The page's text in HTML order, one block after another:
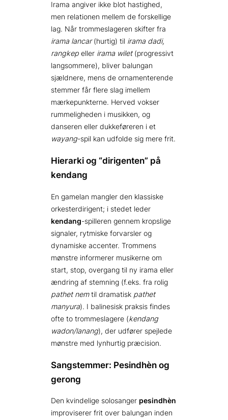
Irama angiver ikke blot hastighed,
men relationen mellem de forskellige
lag. Når trommeslageren skifter fra
irama lancar(hurtig) til irama dadi,
rangkep eller irama wilet(progressivt
langsommere), bliver balungan
sjældnere, mens de ornamenterende
stemmer får flere slag imellem
mærkepunkterne. Herved vokser
rummeligheden i musikken, og
danseren eller dukkeføreren i et
wayang-spil kan udfolde sig mere frit.
Hierarki og “dirigenten” på
kendang
En gamelan mangler den klassiske
orkesterdirigent; i stedet leder
kendang-spilleren gennem kropslige
signaler, rytmiske forvarsler og
dynamiske accenter. Trommens
mønstre informerer musikerne om
start, stop, overgang til ny irama eller
ændring af stemning (f.eks. fra rolig
pathet nemtil dramatisk pathet
manyura). I balinesisk praksis findes
ofte to trommeslagere (kendang
wadon/lanang), der udfører spejlede
mønstre med lynhurtig præcision.
Sangstemmer: Pesindhèn og
gerong
Den kvindelige solosanger pesindhèn
improviserer frit over balungan inden